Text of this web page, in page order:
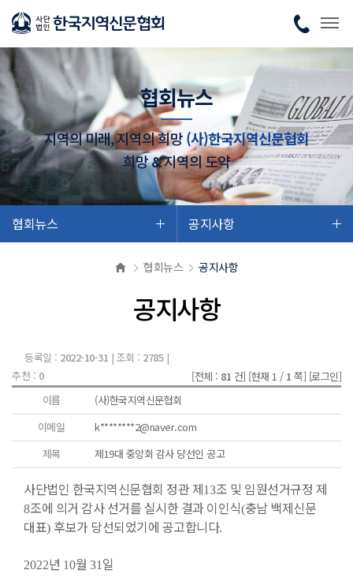
협회뉴스
지역의 미래, 지역의 희망(사)한국지역신문협회
희망 & 지역의 도약
협회뉴스 공지사항
협회뉴스 공지사항
공지사항
등록일 : 2022-10-31 | 조회 : 2785|
추천 : 0 [전체 : 81 건] [현재 1 / 1 쪽] [로그인]
이름
(사)한국지역신문협회
이메일
k********2@naver.com
제목
제19대 중앙회 감사 당선인 공고
사단법인 한국지역신문협회 정관 제13조 및 임원선거규정 제
8조에 의거 감사 선거를 실시한 결과 이인식(충남 백제신문
대표) 후보가 당선되었기에 공고합니다.
2022년 10월 31 일